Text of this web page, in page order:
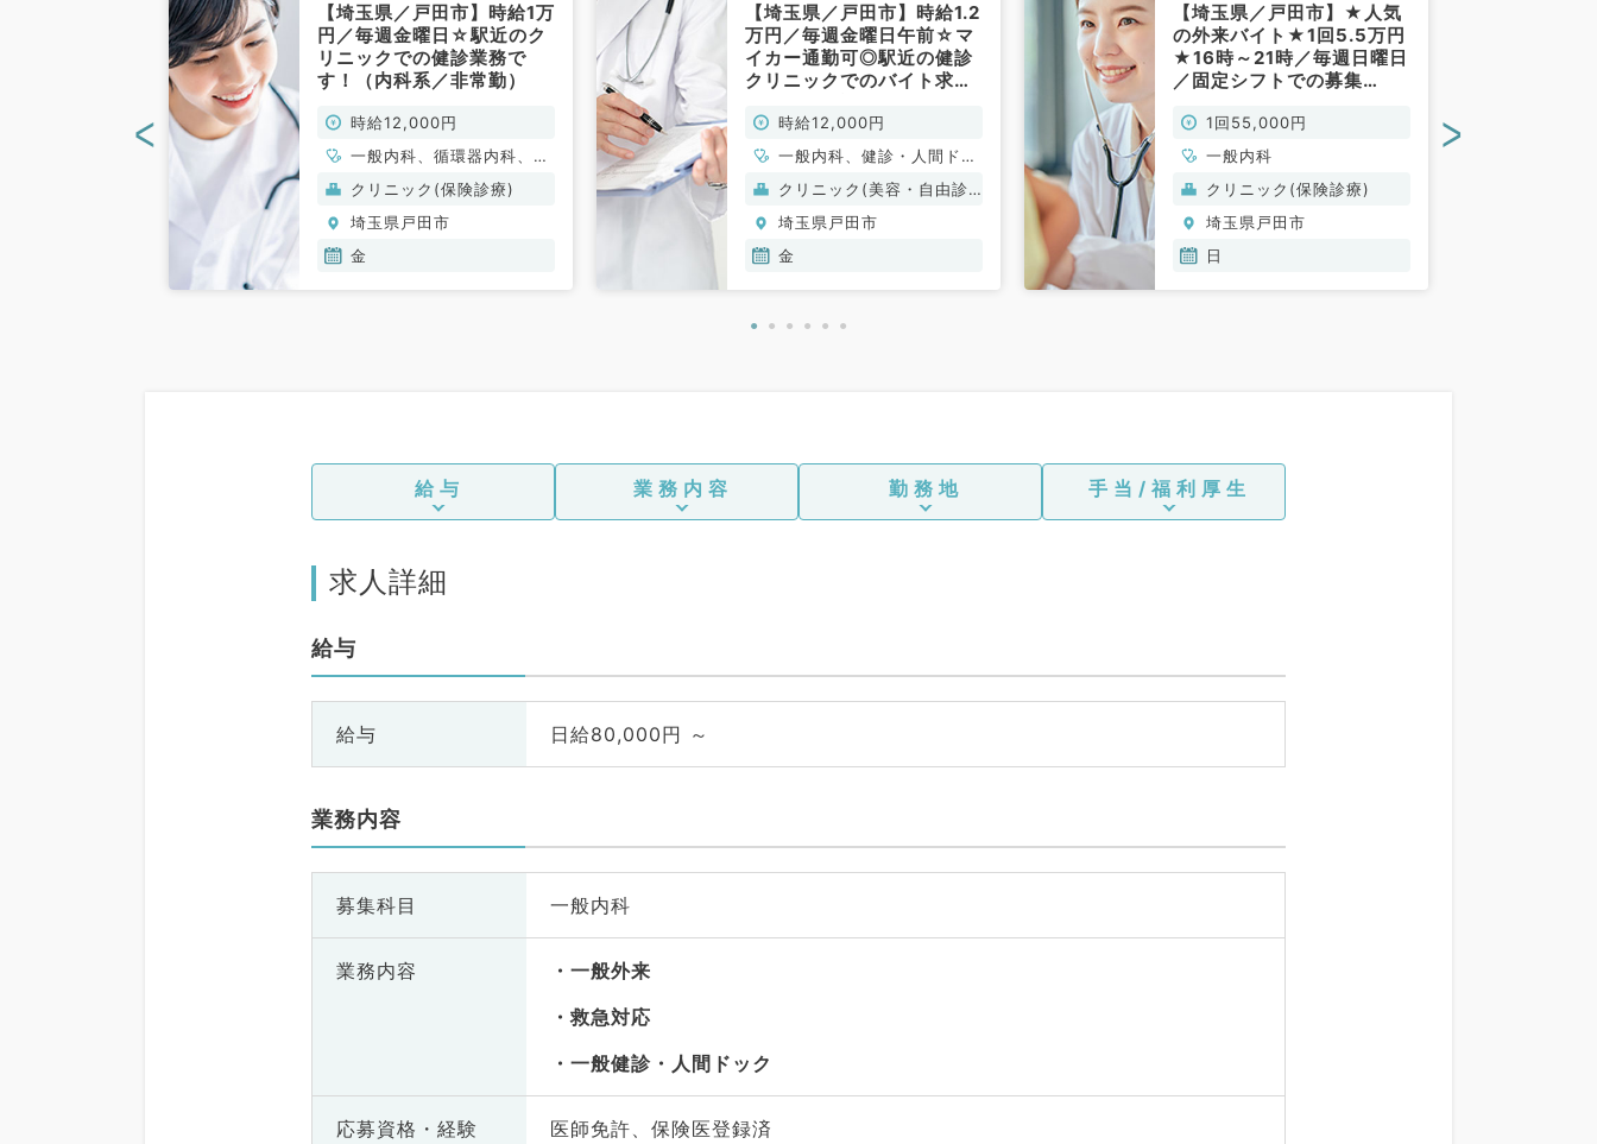
【埼玉県／戸田市】時給1万
円／毎週金曜日☆駅近のク
リニックでの健診業務で
す！（内科系／非常勤）
時給12,000円
一般内科、循環器内科、呼
吸器内科、消化器内科、内
分泌・代謝内科
クリニック(保険診療)
埼玉県戸田市
金
【埼玉県／戸田市】時給1.2
万円／毎週金曜日午前☆マ
イカー通勤可◎駅近の健診
クリニックでのバイト求人
／非常勤）
時給12,000円
一般内科、健診・人間ドッ
ク
クリニック(美容・自由診
療）
埼玉県戸田市
金
【埼玉県／戸田市】★人気
の外来バイト★1回5.5万円
★16時～21時／毎週日曜日
／固定シフトでの募集
1回55,000円
一般内科
クリニック(保険診療)
埼玉県戸田市
日
< >
給与 業務内容 勤務地 手当/福利厚生
求人詳細
給与
給与 日給80,000円 ～
業務内容
募集科目 一般内科
業務内容
一般外来
救急対応
一般健診・人間ドック
応募資格・ 経験 医師免許、保険医登録済